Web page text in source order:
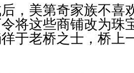
，美第奇家族不喜
将这些商铺改为珠
于老桥之士，桥上